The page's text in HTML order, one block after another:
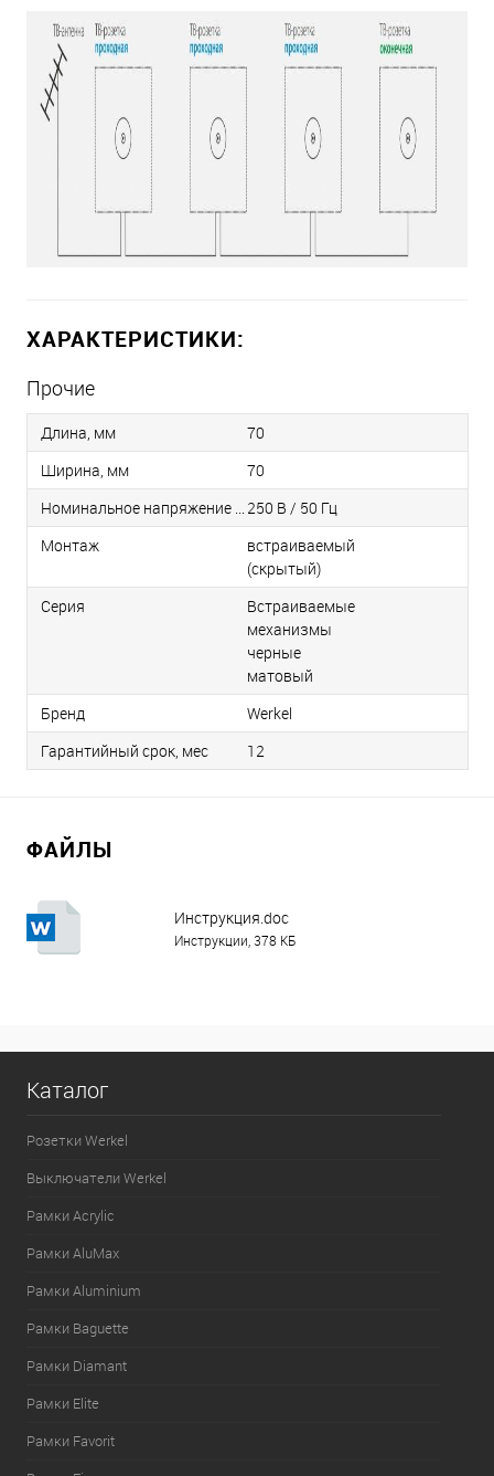
ХАРАКТЕРИСТИКИ:
Прочие
Длина, мм
70
Ширина, мм
70
Номинальное напряжение / Частота 250 В / 50 Гц
Монтаж
встраиваемый
(скрытый)
Серия
Встраиваемые
механизмы
черные
матовый
Бренд
Werkel
Гарантийный срок, мес
12
ФАЙЛЫ
Инструкция.doc
Инструкции, 378 КБ
Каталог
Розетки Werkel
Выключатели Werkel
Рамки Acrylic
Рамки AluMax
Рамки Aluminium
Рамки Baguette
Рамки Diamant
Рамки Elite
Рамки Favorit